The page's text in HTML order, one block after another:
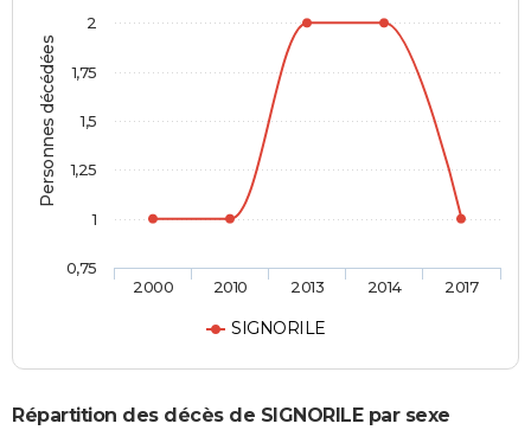
Personnes décédées
SIGNORILE
2000 2010 2013 2014 2017
0,75
1
1,25
1,5
1,75
2
Répartition des décès de SIGNORILE par sexe